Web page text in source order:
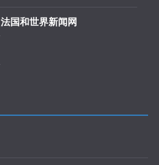
法国和世界新闻网